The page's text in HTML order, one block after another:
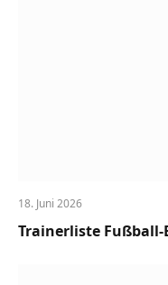
18. Juni 2026
Trainerliste Fußball-